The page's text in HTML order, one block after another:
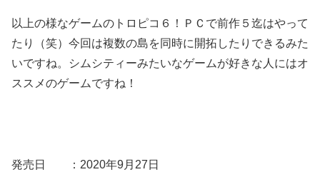
以上の様なゲームのトロピコ６！ＰＣで前作５迄はやって
たり（笑）今回は複数の島を同時に開拓したりできるみた
いですね。シムシティーみたいなゲームが好きな人にはオ
ススメのゲームですね！
発売日 ：2020年9月27日